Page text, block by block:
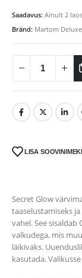
Saadavus: Ainult 2 laos
Bränd: Martom
LISA
Secret Glow
taaselustamiseks
vahel. See sisaldab
valkudega, mis
läikivaks.
kasutada.